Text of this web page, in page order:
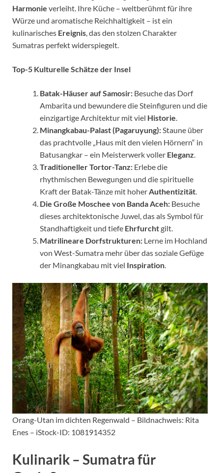
Harmonie verleiht. Ihre Küche – weltberühmt für ihre
Würze und aromatische Reichhaltigkeit – ist ein
kulinarisches Ereignis, das den stolzen Charakter
Sumatras perfekt widerspiegelt.
Top-5 Kulturelle Schätze der Insel
Batak-Häuser auf Samosir: Besuche das Dorf
Ambarita und bewundere die Steinfiguren und die
einzigartige Architektur mit viel Historie.
Minangkabau-Palast (Pagaruyung):Staune über
das prachtvolle „Haus mit den vielen Hörnern“ in
Batusangkar – ein Meisterwerk voller Eleganz.
Traditioneller Tortor-Tanz: Erlebe die
rhythmischen Bewegungen und die spirituelle
Kraft der Batak-Tänze mit hoherAuthentizität.
Die Große Moschee von Banda Aceh: Besuche
dieses architektonische Juwel, das als Symbol für
Standhaftigkeit und tiefe Ehrfurchtgilt.
Matrilineare Dorfstrukturen: Lerne im Hochland
von West-Sumatra mehr über das soziale Gefüge
der Minangkabau mit viel Inspiration.
Orang-Utan im dichten Regenwald – Bildnachweis: Rita
Enes – iStock-ID: 1081914352
Kulinarik – Sumatra für